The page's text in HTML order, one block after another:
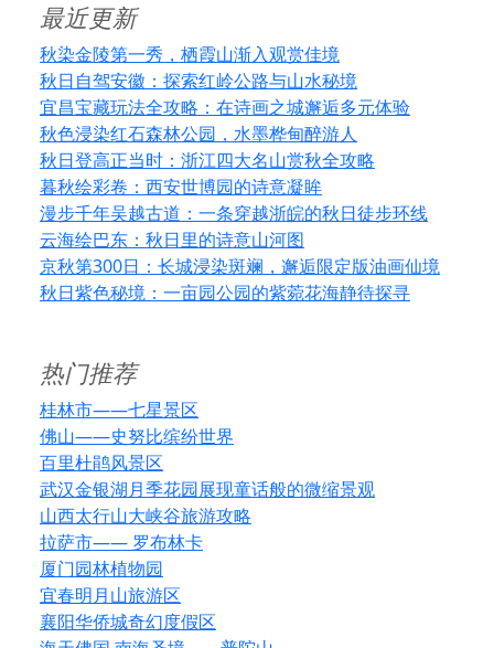
最近更新
秋染金陵第一秀，栖霞山渐入观赏佳境
秋日自驾安徽：探索红岭公路与山水秘境
宜昌宝藏玩法全攻略：在诗画之城邂逅多元体验
秋色浸染红石森林公园，水墨桦甸醉游人
秋日登高正当时：浙江四大名山赏秋全攻略
暮秋绘彩卷：西安世博园的诗意凝眸
漫步千年吴越古道：一条穿越浙皖的秋日徒步环线
云海绘巴东：秋日里的诗意山河图
京秋第300日：长城浸染斑斓，邂逅限定版油画仙境
秋日紫色秘境：一亩园公园的紫菀花海静待探寻
热门推荐
桂林市——七星景区
佛山——史努比缤纷世界
百里杜鹃风景区
武汉金银湖月季花园展现童话般的微缩景观
山西太行山大峡谷旅游攻略
拉萨市—— 罗布林卡
厦门园林植物园
宜春明月山旅游区
襄阳华侨城奇幻度假区